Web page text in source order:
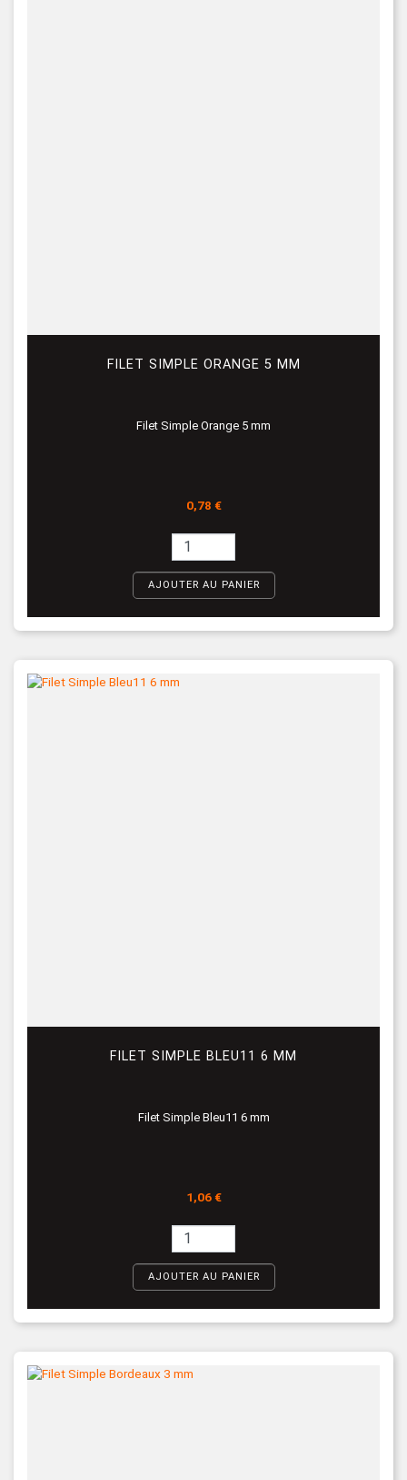
FILET SIMPLE ORANGE 5 MM
Filet Simple Orange 5 mm
Prix
0,78 €
AJOUTER AU PANIER
FILET SIMPLE BLEU11 6 MM
Filet Simple Bleu11 6 mm
Prix
1,06 €
AJOUTER AU PANIER